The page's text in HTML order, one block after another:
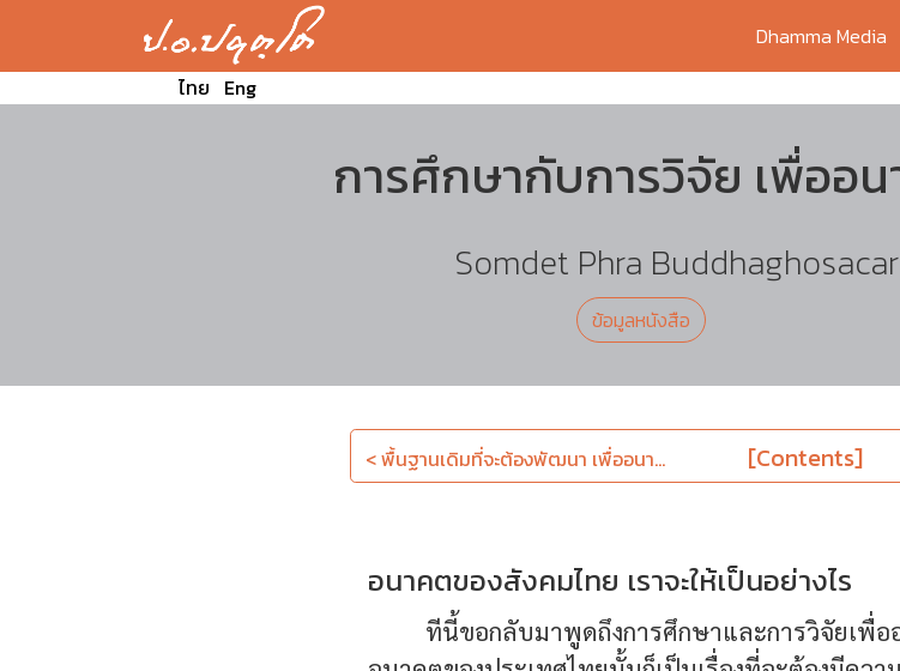
Dhamma Media
ไทย Eng
การศึกษากับการวิจัย เพื่ออ
Somdet Phra
ข้อมูลหนังสือ
< พื้นฐานเดิมที่จะต้องพัฒนา เพื่ออนา... [Contents]
อนาคตของสังคมไทย เราจะให้เป็นอย่างไร
ทีนี้ขอกลับมาพูดถึงการศึกษาและการวิจัยเ